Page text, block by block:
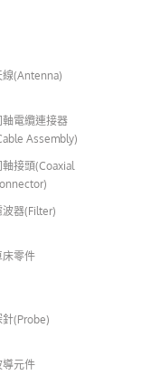
線(Antenna)
軸電纜連接器
Assembly)
軸接頭(Coaxial
波器(Filter)
床零件
針(Probe)
導元件